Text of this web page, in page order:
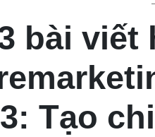
bài
Tạo